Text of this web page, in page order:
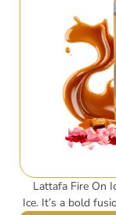
Lattafa Fire On
Ice. It’s a bold